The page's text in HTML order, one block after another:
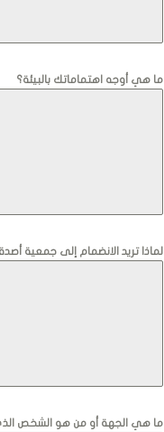
ما هي أوجه اهتماماتك بالبيئة؟
لماذا تريد الانضمام إلى جمعية
ما هي الجهة أو من هو الشخص